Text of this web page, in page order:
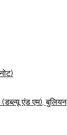
एंड एम), बुलियन